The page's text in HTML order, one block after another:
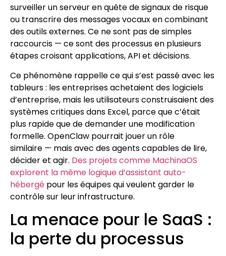
surveiller un serveur en quête de signaux de risque
ou transcrire des messages vocaux en combinant
des outils externes. Ce ne sont pas de simples
raccourcis — ce sont des processus en plusieurs
étapes croisant applications, API et décisions.
Ce phénomène rappelle ce qui s’est passé avec les
tableurs : les entreprises achetaient des logiciels
d’entreprise, mais les utilisateurs construisaient des
systèmes critiques dans Excel, parce que c’était
plus rapide que de demander une modification
formelle. OpenClaw pourrait jouer un rôle
similaire — mais avec des agents capables de lire,
décider et agir. Des projets comme MachinaOS
explorent la même logique d’assistant auto-
hébergé pour les équipes qui veulent garder le
contrôle sur leur infrastructure.
La menace pour le SaaS :
la perte du processus